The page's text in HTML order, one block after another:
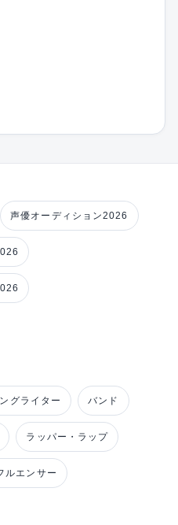
声優オーディション2026
グライター バンド
ラッパー・ラップ
ルエンサー